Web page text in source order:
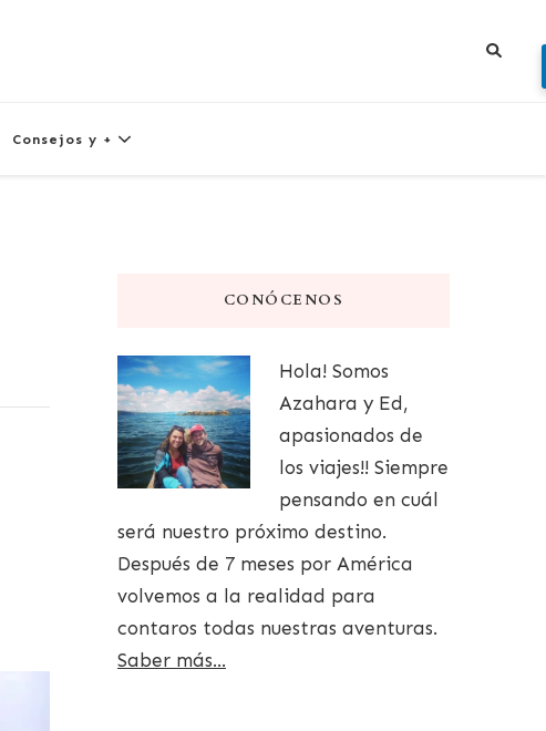
Consejos y +
CONÓCENOS
Hola! Somos
Azahara y Ed,
apasionados de
los viajes!! Siempre
pensando en cuál
será nuestro próximo destino.
Después de 7 meses por América
volvemos a la realidad para
contaros todas nuestras aventuras.
Saber más...